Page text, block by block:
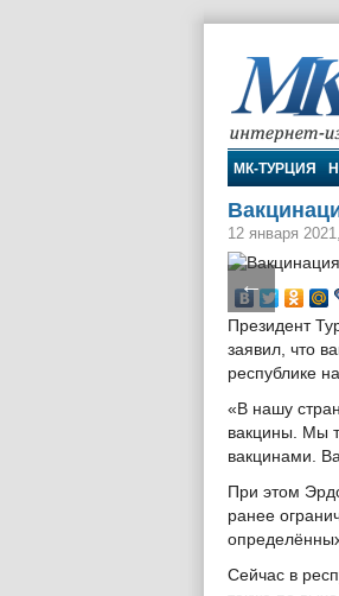
МК-Турция
МК-ТУРЦИЯ
12 января
←
Президент
заявил, что
республике
«В нашу
вакцины. Мы
вакцинами.
При этом
ранее
Сейчас в